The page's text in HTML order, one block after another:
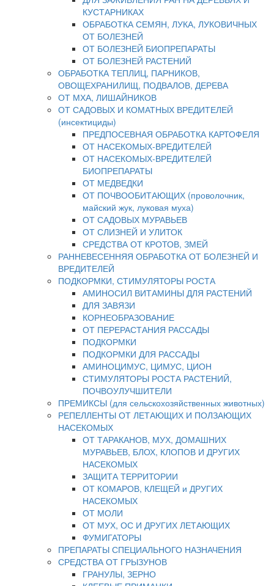
КУСТАРНИКАХ
ОБРАБОТКА СЕМЯН, ЛУКА, ЛУКОВИЧНЫХ
ОТ БОЛЕЗНЕЙ
ОТ БОЛЕЗНЕЙ БИОПРЕПАРАТЫ
ОТ БОЛЕЗНЕЙ РАСТЕНИЙ
ОБРАБОТКА ТЕПЛИЦ, ПАРНИКОВ,
ОВОЩЕХРАНИЛИЩ, ПОДВАЛОВ, ДЕРЕВА
ОТ МХА, ЛИШАЙНИКОВ
ОТ САДОВЫХ И КОМАТНЫХ ВРЕДИТЕЛЕЙ
(инсектициды)
ПРЕДПОСЕВНАЯ ОБРАБОТКА КАРТОФЕЛЯ
ОТ НАСЕКОМЫХ-ВРЕДИТЕЛЕЙ
ОТ НАСЕКОМЫХ-ВРЕДИТЕЛЕЙ
БИОПРЕПАРАТЫ
ОТ МЕДВЕДКИ
ОТ ПОЧВООБИТАЮЩИХ (проволочник,
майский жук, луковая муха)
ОТ САДОВЫХ МУРАВЬЕВ
ОТ СЛИЗНЕЙ И УЛИТОК
СРЕДСТВА ОТ КРОТОВ, ЗМЕЙ
РАННЕВЕСЕННЯЯ ОБРАБОТКА ОТ БОЛЕЗНЕЙ И
ВРЕДИТЕЛЕЙ
ПОДКОРМКИ, СТИМУЛЯТОРЫ РОСТА
АМИНОСИЛ ВИТАМИНЫ ДЛЯ РАСТЕНИЙ
ДЛЯ ЗАВЯЗИ
КОРНЕОБРАЗОВАНИЕ
ОТ ПЕРЕРАСТАНИЯ РАССАДЫ
ПОДКОРМКИ
ПОДКОРМКИ ДЛЯ РАССАДЫ
АМИНОЦИМУС, ЦИМУС, ЦИОН
СТИМУЛЯТОРЫ РОСТА РАСТЕНИЙ,
ПОЧВОУЛУЧШИТЕЛИ
ПРЕМИКСЫ (для сельскохозяйственных животных)
РЕПЕЛЛЕНТЫ ОТ ЛЕТАЮЩИХ И ПОЛЗАЮЩИХ
НАСЕКОМЫХ
ОТ ТАРАКАНОВ, МУХ, ДОМАШНИХ
МУРАВЬЕВ, БЛОХ, КЛОПОВ И ДРУГИХ
НАСЕКОМЫХ
ЗАЩИТА ТЕРРИТОРИИ
ОТ КОМАРОВ, КЛЕЩЕЙ и ДРУГИХ
НАСЕКОМЫХ
ОТ МОЛИ
ОТ МУХ, ОС И ДРУГИХ ЛЕТАЮЩИХ
ФУМИГАТОРЫ
ПРЕПАРАТЫ СПЕЦИАЛЬНОГО НАЗНАЧЕНИЯ
СРЕДСТВА ОТ ГРЫЗУНОВ
ГРАНУЛЫ, ЗЕРНО